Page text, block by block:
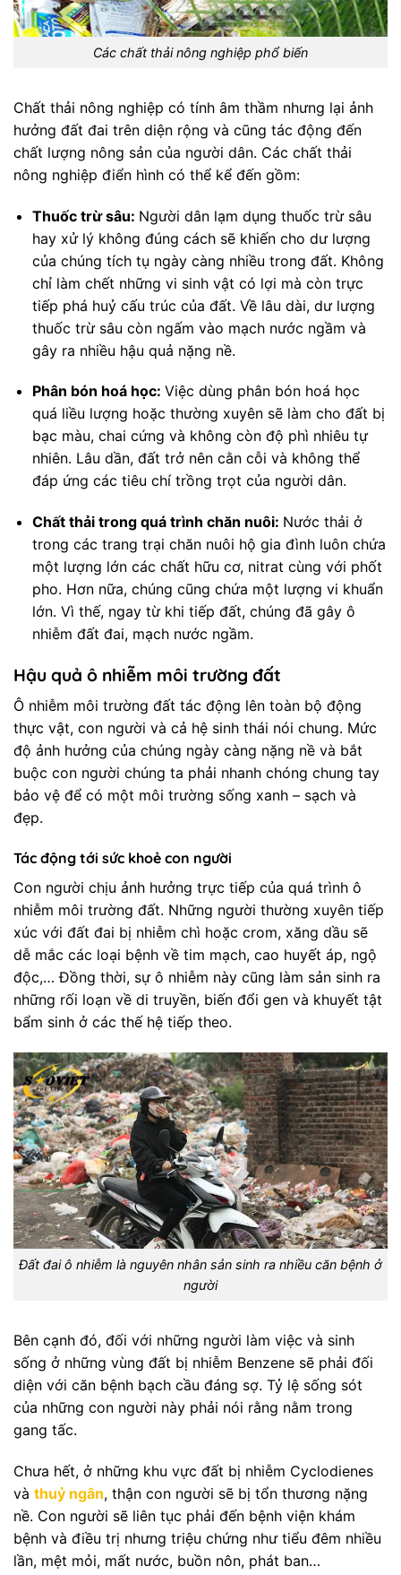
Các chất thải nông nghiệp phổ biến
Chất thải nông nghiệp có tính âm thầm nhưng lại ảnh
hưởng đất đai trên diện rộng và cũng tác động đến
chất lượng nông sản của người dân. Các chất thải
nông nghiệp điển hình có thể kể đến gồm:
Thuốc trừ sâu: Người dân lạm dụng thuốc trừ sâu
hay xử lý không đúng cách sẽ khiến cho dư lượng
của chúng tích tụ ngày càng nhiều trong đất. Không
chỉ làm chết những vi sinh vật có lợi mà còn trực
tiếp phá huỷ cấu trúc của đất. Về lâu dài, dư lượng
thuốc trừ sâu còn ngấm vào mạch nước ngầm và
gây ra nhiều hậu quả nặng nề.
Phân bón hoá học: Việc dùng phân bón hoá học
quá liều lượng hoặc thường xuyên sẽ làm cho đất bị
bạc màu, chai cứng và không còn độ phì nhiêu tự
nhiên. Lâu dần, đất trở nên cằn cỗi và không thể
đáp ứng các tiêu chí trồng trọt của người dân.
Chất thải trong quá trình chăn nuôi: Nước thải ở
trong các trang trại chăn nuôi hộ gia đình luôn chứa
một lượng lớn các chất hữu cơ, nitrat cùng với phốt
pho. Hơn nữa, chúng cũng chứa một lượng vi khuẩn
lớn. Vì thế, ngay từ khi tiếp đất, chúng đã gây ô
nhiễm đất đai, mạch nước ngầm.
Hậu quả ô nhiễm môi trường đất
Ô nhiễm môi trường đất tác động lên toàn bộ động
thực vật, con người và cả hệ sinh thái nói chung. Mức
độ ảnh hưởng của chúng ngày càng nặng nề và bắt
buộc con người chúng ta phải nhanh chóng chung tay
bảo vệ để có một môi trường sống xanh – sạch và
đẹp.
Tác động tới sức khoẻ con người
Con người chịu ảnh hưởng trực tiếp của quá trình ô
nhiễm môi trường đất. Những người thường xuyên tiếp
xúc với đất đai bị nhiễm chì hoặc crom, xăng dầu sẽ
dễ mắc các loại bệnh về tim mạch, cao huyết áp, ngộ
độc,… Đồng thời, sự ô nhiễm này cũng làm sản sinh ra
những rối loạn về di truyền, biến đổi gen và khuyết tật
bẩm sinh ở các thế hệ tiếp theo.
Đất đai ô nhiễm là nguyên nhân sản sinh ra nhiều căn bệnh ở
người
Bên cạnh đó, đối với những người làm việc và sinh
sống ở những vùng đất bị nhiễm Benzene sẽ phải đối
diện với căn bệnh bạch cầu đáng sợ. Tỷ lệ sống sót
của những con người này phải nói rằng nằm trong
gang tấc.
Chưa hết, ở những khu vực đất bị nhiễm Cyclodienes
và thuỷ ngân, thận con người sẽ bị tổn thương nặng
nề. Con người sẽ liên tục phải đến bệnh viện khám
bệnh và điều trị nhưng triệu chứng như tiểu đêm nhiều
lần, mệt mỏi, mất nước, buồn nôn, phát ban…